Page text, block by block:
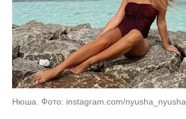
Нюша. Фото: instagram.com/nyusha_nyusha